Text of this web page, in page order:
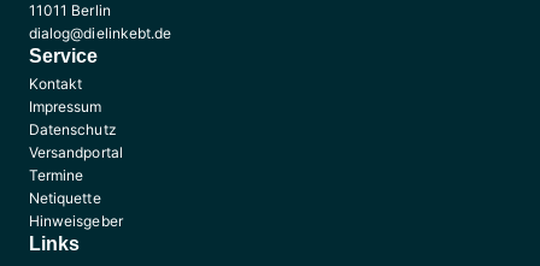
11011 Berlin
dialog@dielinkebt.de
Service
Kontakt
Impressum
Datenschutz
Versandportal
Termine
Netiquette
Hinweisgeber
Links